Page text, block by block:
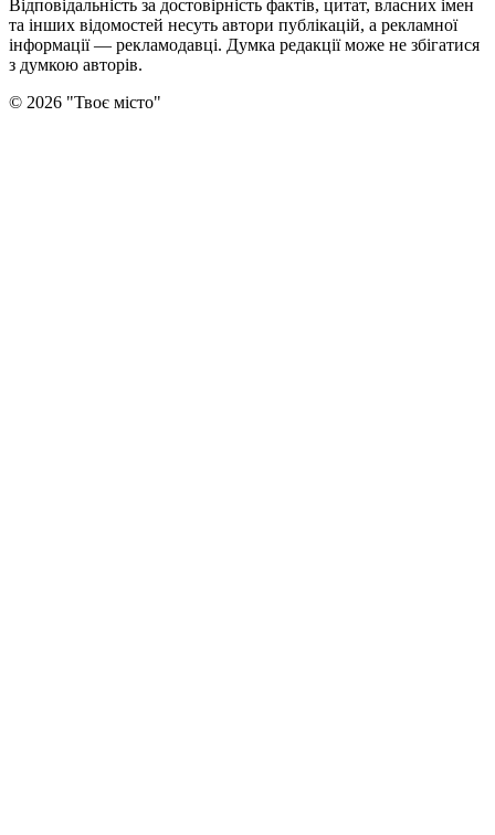
Відповідальність за достовірність фактів, цитат, власних імен
та інших відомостей несуть автори публікацій, а рекламної
інформації — рекламодавці. Думка редакцiї може не збiгатися
з думкою авторiв.
© 2026 "Твоє місто"